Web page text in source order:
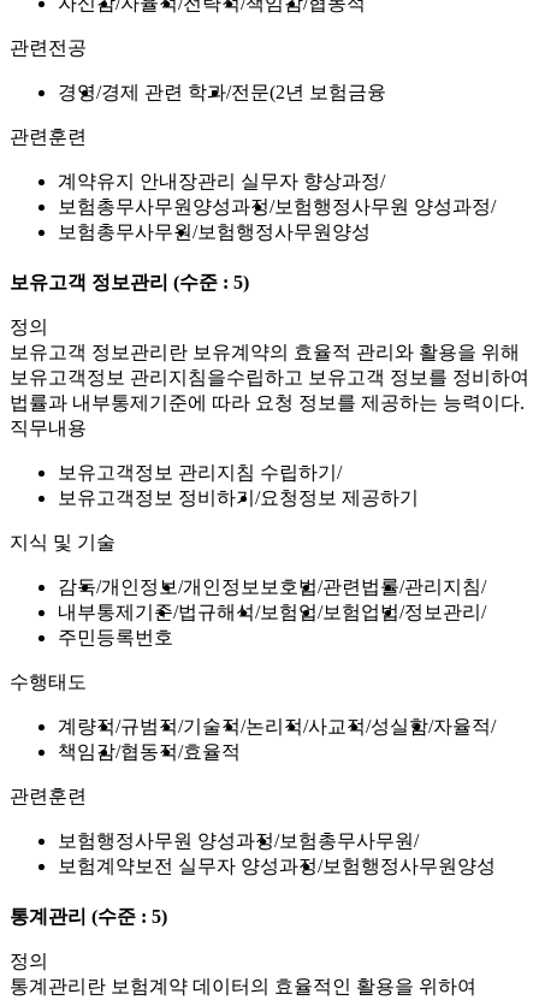
관련전공
경영 경제 관련 학과 전문(2년 보험금융
관련훈련
계약유지 안내장관리 실무자 향상과정
보험총무사무원양성과정 보험행정사무원 양성과정
보험총무사무원 보험행정사무원양성
보유고객 정보관리 (수준 : 5)
정의
보유고객 정보관리란 보유계약의 효율적 관리와 활용을 위해
보유고객정보 관리지침을수립하고 보유고객 정보를 정비하여
법률과 내부통제기준에 따라 요청 정보를 제공하는 능력이다.
직무내용
보유고객정보 관리지침 수립하기
보유고객정보 정비하기
요청정보 제공하기
지식 및 기술
감독 개인정보 개인정보보호법 관련법률 관리지침
내부통제기준 법규해석 보험업 보험업법 정보관리
주민등록번호
수행태도
계량적 규범적 기술적 논리적 사교적 성실함 자율적
책임감 협동적 효율적
관련훈련
보험행정사무원 양성과정 보험총무사무원
보험계약보전 실무자 양성과정 보험행정사무원양성
통계관리 (수준 : 5)
정의
통계관리란 보험계약 데이터의 효율적인 활용을 위하여